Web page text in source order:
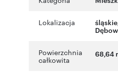
Lokalizacja śląskie
Powierzchnia
całkowita
68,64